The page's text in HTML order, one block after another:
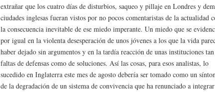
extrañar que los cuatro días de disturbios, saqueo y pillaje en Londres y
ciudades inglesas fueran vistos por no pocos comentaristas de la actualidad
la consecuencia inevitable de ese miedo imperante. Un miedo que se
por igual en la violenta desesperación de unos jóvenes a los que la vida
haber dejado sin argumentos y en la tardía reacción de unas instituciones tan
faltas de defensas como de soluciones. Así las cosas, para esos analistas, lo
sucedido en Inglaterra este mes de agosto debería ser tomado como un
de la degradación de un sistema de convivencia que ha renunciado a